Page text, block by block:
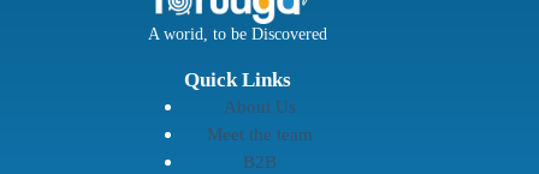
A worid, to be Discovered
Quick Links
About Us
Meet the team
B2B